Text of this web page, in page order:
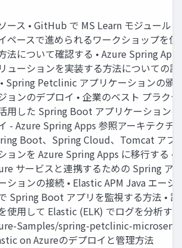
ース • GitHub で MS Learn モジュール
ペースで進められるワークショップを使
法について確認する • Azure Spring
ューションを実装する⽅法についての詳
Spring Petclinic アプリケーションの頒
ョンのデプロイ • 企業のベスト プラク
⽤した Spring Boot アプリケーション
- Azure Spring Apps 参照アーキテクチ
Boot、Spring Cloud、Tomcat アプ
ョンを Azure Spring Apps に移⾏する •
サービスと連携するための Spring ア
ションの接続 • Elastic APM Java エージ
Spring Boot アプリを監視する⽅法 •
使⽤して Elastic (ELK) でログを分析す
Samples/spring-petclinic-
on Azureのデプロイと管理⽅法